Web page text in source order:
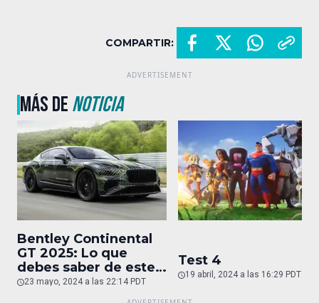
COMPARTIR:
MÁS DENOTICIA
Bentley Continental
GT 2025: Lo que
debes saber de este
auto de superlujo
23 mayo, 2024 a las 22:14 PDT
Test 4
19 abril, 2024 a las 16:29 PDT